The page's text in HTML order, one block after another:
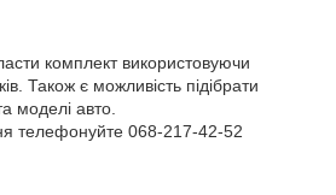
комплект використовуючи
Також є можливість підібрати
моделі авто.
телефонуйте 068-217-42-52